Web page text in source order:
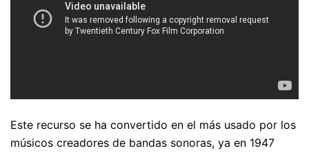
Este recurso se ha convertido en el más usado por los
músicos creadores de bandas sonoras, ya en 1947